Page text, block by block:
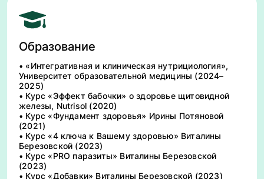
Образование
• «Интегративная и клиническая нутрициология»,
Университет образовательной медицины (2024–
2025)
• Курс «Эффект бабочки» о здоровье щитовидной
железы, Nutrisol (2020)
• Курс «Фундамент здоровья» Ирины Потяновой
(2021)
• Курс «4 ключа к Вашему здоровью» Виталины
Березовской (2023)
• Курс «PRO паразиты» Виталины Березовской
(2023)
• Курс «Добавки» Виталины Березовской (2023)